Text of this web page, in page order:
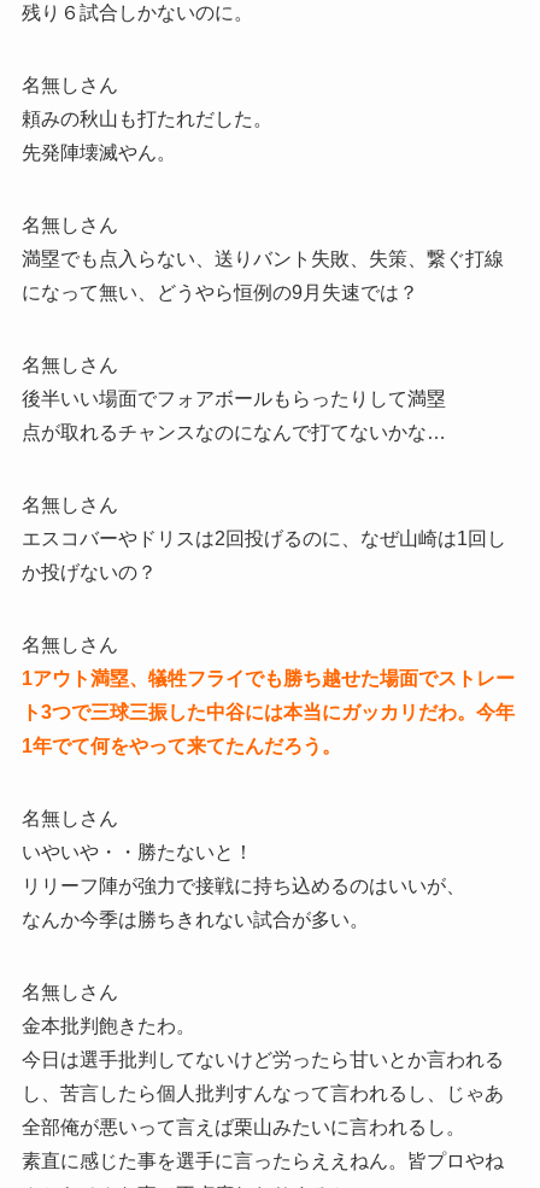
残り６試合しかないのに。
名無しさん
頼みの秋山も打たれだした。
先発陣壊滅やん。
名無しさん
満塁でも点入らない、送りバント失敗、失策、繋ぐ打線
になって無い、どうやら恒例の9月失速では？
名無しさん
後半いい場面でフォアボールもらったりして満塁
点が取れるチャンスなのになんで打てないかな…
名無しさん
エスコバーやドリスは2回投げるのに、なぜ山崎は1回し
か投げないの？
名無しさん
1アウト満塁、犠牲フライでも勝ち越せた場面でストレー
ト3つで三球三振した中谷には本当にガッカリだわ。今年
1年でて何をやって来てたんだろう。
名無しさん
いやいや・・勝たないと！
リリーフ陣が強力で接戦に持ち込めるのはいいが、
なんか今季は勝ちきれない試合が多い。
名無しさん
金本批判飽きたわ。
今日は選手批判してないけど労ったら甘いとか言われる
し、苦言したら個人批判すんなって言われるし、じゃあ
全部俺が悪いって言えば栗山みたいに言われるし。
素直に感じた事を選手に言ったらええねん。皆プロやね